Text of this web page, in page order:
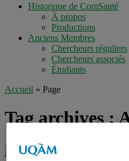
Historique de ComSanté
À propos
Productions
Anciens Membres
Chercheurs réguliers
Chercheurs associés
Étudiants
Accueil » Page
Tag archives :
Historique de